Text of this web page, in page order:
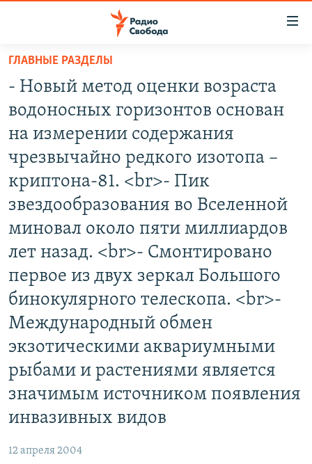
упрощенного
доступа
основному
содержанию
Вернутся
главной
навигации
поиску
АВТОРСКИЕ ПРОЕКТЫ
ЦИТАТЫ СВОБОДЫ
МНЕНИЯ
КУЛЬТУРА
IDEL.РЕАЛИИ
КАВКАЗ.РЕАЛИИ
СЕВЕР.РЕАЛИИ
СИБИРЬ.РЕАЛИИ
РАСПИСАНИЕ ВЕЩАНИЯ
ПОДПИШИТЕСЬ НА РАССЫЛКУ
ГЛАВНЫЕ РАЗДЕЛЫ
- Новый метод оценки возраста
водоносных горизонтов основан
на измерении содержания
чрезвычайно редкого изотопа –
криптона-81. <br>- Пик
звездообразования во Вселенной
миновал около пяти миллиардов
лет назад. <br>- Смонтировано
первое из двух зеркал Большого
бинокулярного телескопа. <br>-
Международный обмен
экзотическими аквариумными
рыбами и растениями является
значимым источником появления
инвазивных видов
12 апреля 2004